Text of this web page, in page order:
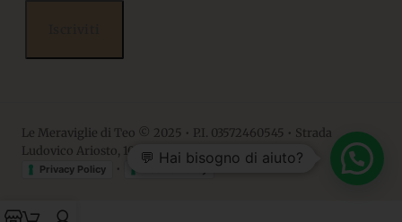
Le Meraviglie di Teo © 2025 • P.I. 03572460545 • Strada
Ludovico Ariosto, 10 • 06063, Magione PG
Privacy Policy •
💬 Hai bisogno di aiuto?